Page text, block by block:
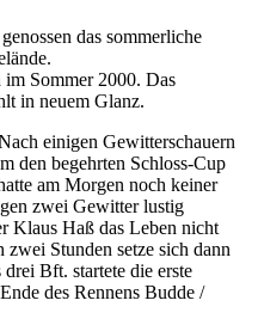
das sommerliche
im Sommer 2000. Das
in neuem Glanz.
einigen Gewitterschauern
den begehrten Schloss-Cup
am Morgen noch keiner
zwei Gewitter lustig
Klaus Haß das Leben nicht
Stunden setze sich dann
Bft. startete die erste
des Rennens Budde /